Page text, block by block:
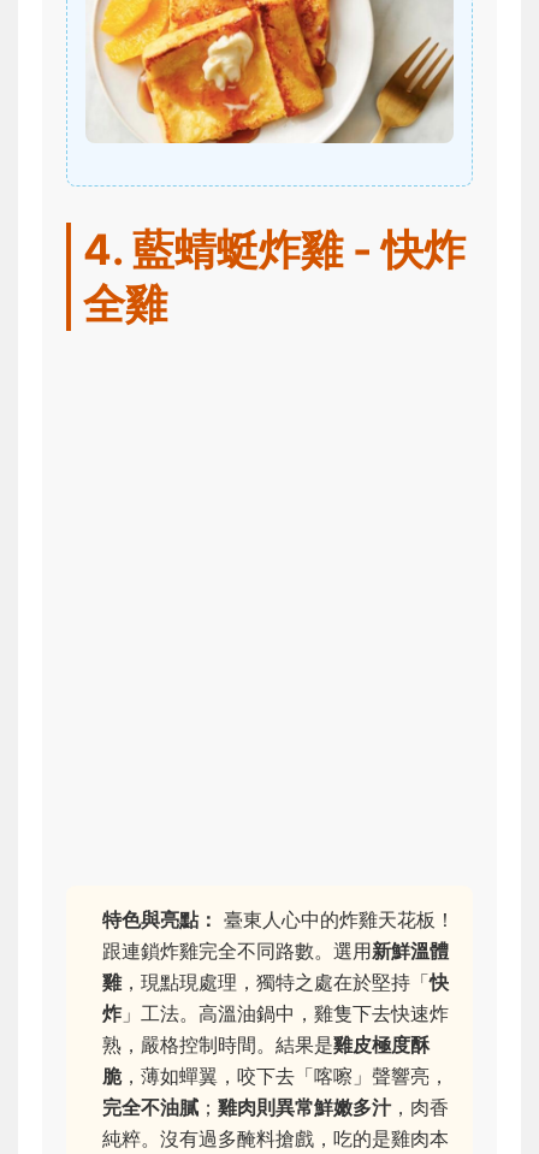
4. 藍蜻蜓炸雞 - 快炸
全雞
特色與亮點： 臺東人心中的炸雞天花板！
跟連鎖炸雞完全不同路數。選用新鮮溫體
雞，現點現處理，獨特之處在於堅持「快
炸」工法。高溫油鍋中，雞隻下去快速炸
熟，嚴格控制時間。結果是雞皮極度酥
脆，薄如蟬翼，咬下去「喀嚓」聲響亮，
完全不油膩 ； 雞肉則異常鮮嫩多汁，肉香
純粹。沒有過多醃料搶戲，吃的是雞肉本